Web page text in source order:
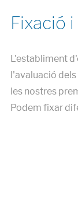
Fixació
L'establiment
l'avaluació
les nostres
Podem fixar